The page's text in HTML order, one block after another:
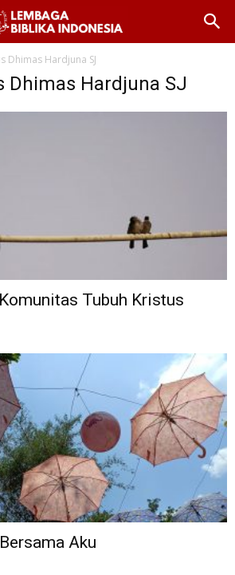
Dhimas Hardjuna SJ
Dhimas Hardjuna SJ
Tubuh Kristus
Aku